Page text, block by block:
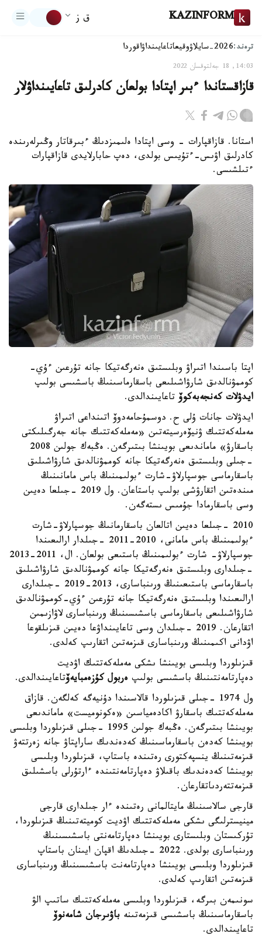
KAZINFORM ق ز
ترەند:2026-سايلاۋ وقيعاتاعايىنداۋاقوردا
14:03, 18 جەلتوقسان 2022
قازاقستاندا ءبىر اپتادا بولعان كادرلىق تاعايىنداۋلار
استانا. قازاقپارات - وسى اپتادا ەلىمىزدىڭ ءبىرقاتار وڭىرلەرىندە
كادرلىق اۋىس-ءتۇيىس بولدى، دەپ حابارلايدى قازاقپارات
ءتىلشىسى.
اپتا باسىندا اتىراۋ وبلىستىق ەنەرگەتيكا جانە تۇرعىن ءۇي-
كوممۋنالدىق شارۋاشىلىعى باسقارماسىنىڭ باسشىسى بولىپ
ايدۋلات كەنجەبەكوۆ تاعايىندالدى.
ايدۋلات جانات ۇلى ح. دوسمۇحامەدوۆ اتىنداعى اتىراۋ
مەملەكەتتىك ۋنيۆەرسيتەتىن «مەملەكەتتىك جانە جەرگىلىكتى
باسقارۋ» ماماندىعى بويىنشا بىتىرگەن. ەڭبەك جولىن 2008
-جىلى وبلىستىق ەنەرگەتيكا جانە كوممۋنالدىق شارۋاشىلىق
باسقارماسى جوسپارلاۋ-شارت ءبولىمىنىڭ باس مامانىنىڭ
مىندەتىن اتقارۋشى بولىپ باستاعان. ول 2019 -جىلعا دەيىن
وسى باسقارمادا جۇمىس ىستەگەن.
2010 -جىلعا دەيىن اتالعان باسقارمانىڭ جوسپارلاۋ-شارت
ءبولىمىنىڭ باس مامانى، 2010-2011 -جىلدار ارالىعىندا
جوسپارلاۋ- شارت ءبولىمىنىڭ باستىعى بولعان. ال، 2011-2013
-جىلدارى وبلىستىق ەنەرگەتيكا جانە كوممۋنالدىق شارۋاشىلىق
باسقارماسى باستىعىنىڭ ورىنباسارى، 2013-2019 -جىلدارى
ارالىعىندا وبلىستىق ەنەرگەتيكا جانە تۇرعىن ءۇي-كوممۋنالدىق
شارۋاشىلىعى باسقارماسى باسشىسىنىڭ ورىنباسارى لاۋازىمىن
اتقارعان. 2019 -جىلدان وسى تاعايىنداۋعا دەيىن قىزىلقوعا
اۋدانى اكىمىنىڭ ورىنباسارى قىزمەتىن اتقارىپ كەلدى.
قىزىلوردا وبلىسى بويىنشا ىشكى مەملەكەتتىك اۋديت
دەپارتامەنتىنىڭ باسشىسى بولىپ ەربول كۇزەمبايەۆتاعايىندالدى.
ول 1974 -جىلى قىزىلوردا قالاسىندا دۇنيەگە كەلگەن. قازاق
مەملەكەتتىك باسقارۋ اكادەمياسىن «ەكونوميست» ماماندىعى
بويىنشا بىتىرگەن. ەڭبەك جولىن 1995 -جىلى قىزىلوردا وبلىسى
بويىنشا كەدەن باسقارماسىنىڭ كەدەندىك ساراپتاۋ جانە زەرتتەۋ
قىزمەتىنىڭ ينسپەكتورى رەتىندە باستاپ، قىزىلوردا وبلىسى
بويىنشا كەدەندىك باقىلاۋ دەپارتامەنتىندە ءارتۇرلى باسشىلىق
قىزمەتتەردىاتقارعان.
قارجى سالاسىنىڭ مايتالمانى رەتىندە ءار جىلدارى قارجى
مينيسترلىگى ىشكى مەملەكەتتىك اۋديت كوميتەتىنىڭ قىزىلوردا،
تۇركىستان وبلىستارى بويىنشا دەپارتامەنتى باسشىسىنىڭ
ورىنباسارى بولدى. 2022 -جىلدىڭ اقپان ايىنان باستاپ
قىزىلوردا وبلىسى بويىنشا دەپارتامەنت باسشىسىنىڭ ورىنباسارى
قىزمەتىن اتقارىپ كەلدى.
سونىمەن بىرگە، قىزىلوردا وبلىسى مەملەكەتتىك ساتىپ الۋ
باسقارماسىنىڭ باسشىسى قىزمەتىنە باۋىرجان شامەنوۆ
تاعايىندالدى.